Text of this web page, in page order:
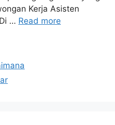
Kerja Asisten
… Read more